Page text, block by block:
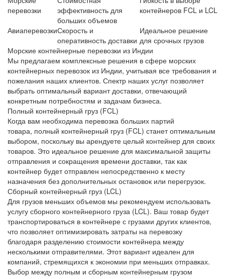
перевозки
эффективность для
больших объемов
контейнеров FCL и LCL
АвиаперевозкиСкорость и
оперативность доставки
Идеальное решение
для срочных грузов
Морские контейнерные перевозки из Индии
Мы предлагаем комплексные решения в сфере морских
контейнерных перевозок из Индии, учитывая все требования и
пожелания наших клиентов. Спектр наших услуг позволяет
выбрать оптимальный вариант доставки, отвечающий
конкретным потребностям и задачам бизнеса.
Полный контейнерный груз (FCL)
Когда вам необходима перевозка больших партий
товара, полный контейнерный груз (FCL) станет оптимальным
выбором, поскольку вы арендуете целый контейнер для своих
товаров. Это идеальное решение для максимальной защиты
отправления и сокращения времени доставки, так как
контейнер будет отправлен непосредственно к месту
назначения без дополнительных остановок или перегрузок.
Сборный контейнерный груз (LCL)
Для грузов меньших объемов мы рекомендуем использовать
услугу сборного контейнерного груза (LCL). Ваш товар будет
транспортироваться в контейнере с грузами других клиентов,
что позволяет оптимизировать затраты на перевозку
благодаря разделению стоимости контейнера между
несколькими отправителями. Этот вариант идеален для
компаний, стремящихся к экономии при меньших отправках.
Выбор между полным и сборным контейнерным грузом